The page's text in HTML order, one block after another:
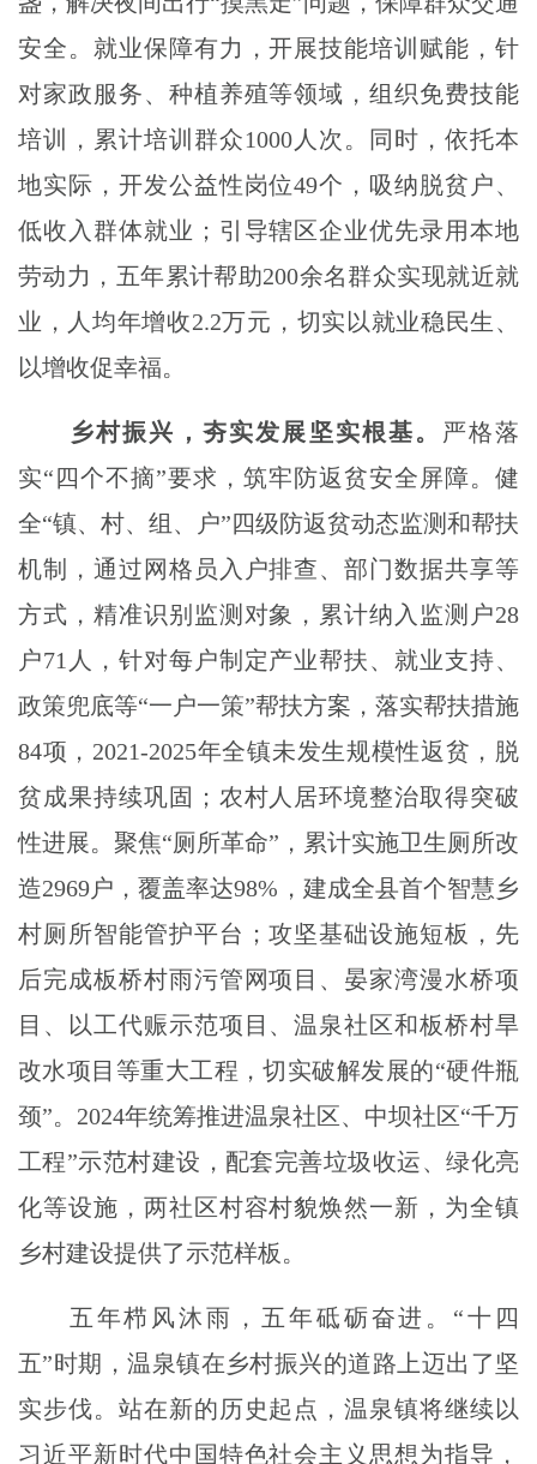
安全。就业保障有力，开展技能培训赋能，针
对家政服务、种植养殖等领域，组织免费技能
培训，累计培训群众1000人次。同时，依托本
地实际，开发公益性岗位49个，吸纳脱贫户、
低收入群体就业；引导辖区企业优先录用本地
劳动力，五年累计帮助200余名群众实现就近就
业，人均年增收2.2万元，切实以就业稳民生、
以增收促幸福。
乡村振兴，夯实发展坚实根基。
严格落
实“四个不摘”要求，筑牢防返贫安全屏障。健
全“镇、村、组、户”四级防返贫动态监测和帮扶
机制，通过网格员入户排查、部门数据共享等
方式，精准识别监测对象，累计纳入监测户28
户71人，针对每户制定产业帮扶、就业支持、
政策兜底等“一户一策”帮扶方案，落实帮扶措施
84项，2021-2025年全镇未发生规模性返贫，脱
贫成果持续巩固；农村人居环境整治取得突破
性进展。聚焦“厕所革命”，累计实施卫生厕所改
造2969户，覆盖率达98%，建成全县首个智慧乡
村厕所智能管护平台；攻坚基础设施短板，先
后完成板桥村雨污管网项目、晏家湾漫水桥项
目、以工代赈示范项目、温泉社区和板桥村旱
改水项目等重大工程，切实破解发展的“硬件瓶
颈”。2024年统筹推进温泉社区、中坝社区“千万
工程”示范村建设，配套完善垃圾收运、绿化亮
化等设施，两社区村容村貌焕然一新，为全镇
乡村建设提供了示范样板。
五年栉风沐雨，五年砥砺奋进。 “十四
五”时期，温泉镇在乡村振兴的道路上迈出了坚
实步伐。站在新的历史起点，温泉镇将继续以
习近平新时代中国特色社会主义思想为指导，